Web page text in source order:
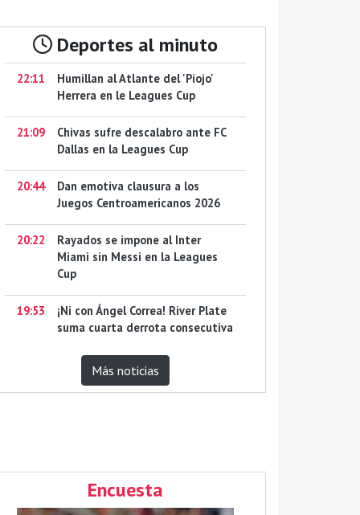
Deportes al minuto
22:11
Humillan al Atlante del 'Piojo'
Herrera en le Leagues Cup
21:09
Chivas sufre descalabro ante FC
Dallas en la Leagues Cup
20:44
Dan emotiva clausura a los
Juegos Centroamericanos 2026
20:22
Rayados se impone al Inter
Miami sin Messi en la Leagues
Cup
19:53
¡Ni con Ángel Correa! River Plate
suma cuarta derrota consecutiva
Más noticias
Encuesta